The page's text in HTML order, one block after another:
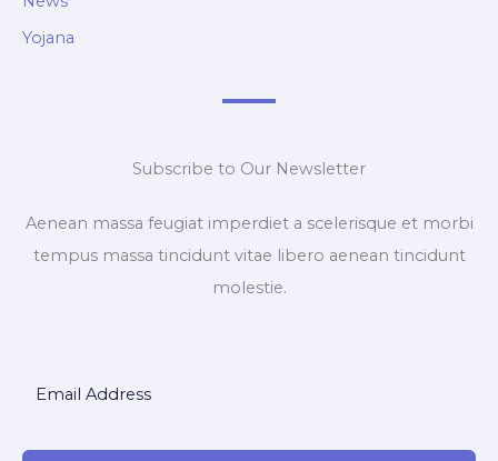
Yojana
Subscribe to Our Newsletter
Aenean massa feugiat imperdiet a scelerisque et morbi
tempus massa tincidunt vitae libero aenean tincidunt
molestie.